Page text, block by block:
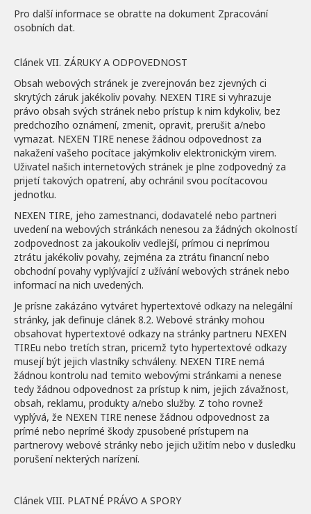
Pro další informace se obratte na dokument Zpracování
osobních dat.
Clánek VII. ZÁRUKY A ODPOVEDNOST
Obsah webových stránek je zverejnován bez zjevných ci
skrytých záruk jakékoliv povahy. NEXEN TIRE si vyhrazuje
právo obsah svých stránek nebo prístup k nim kdykoliv, bez
predchozího oznámení, zmenit, opravit, prerušit a/nebo
vymazat. NEXEN TIRE nenese žádnou odpovednost za
nakažení vašeho pocítace jakýmkoliv elektronickým virem.
Uživatel našich internetových stránek je plne zodpovedný za
prijetí takových opatrení, aby ochránil svou pocítacovou
jednotku.
NEXEN TIRE, jeho zamestnanci, dodavatelé nebo partneri
uvedení na webových stránkách nenesou za žádných okolností
zodpovednost za jakoukoliv vedlejší, prímou ci neprímou
ztrátu jakékoliv povahy, zejména za ztrátu financní nebo
obchodní povahy vyplývající z užívání webových stránek nebo
informací na nich uvedených.
Je prísne zakázáno vytváret hypertextové odkazy na nelegální
stránky, jak definuje clánek 8.2. Webové stránky mohou
obsahovat hypertextové odkazy na stránky partneru NEXEN
TIREu nebo tretích stran, pricemž tyto hypertextové odkazy
musejí být jejich vlastníky schváleny. NEXEN TIRE nemá
žádnou kontrolu nad temito webovými stránkami a nenese
tedy žádnou odpovednost za prístup k nim, jejich závažnost,
obsah, reklamu, produkty a/nebo služby. Z toho rovnež
vyplývá, že NEXEN TIRE nenese žádnou odpovednost za
prímé nebo neprímé škody zpusobené prístupem na
partnerovy webové stránky nebo jejich užitím nebo v dusledku
porušení nekterých narízení.
Clánek VIII. PLATNÉ PRÁVO A SPORY